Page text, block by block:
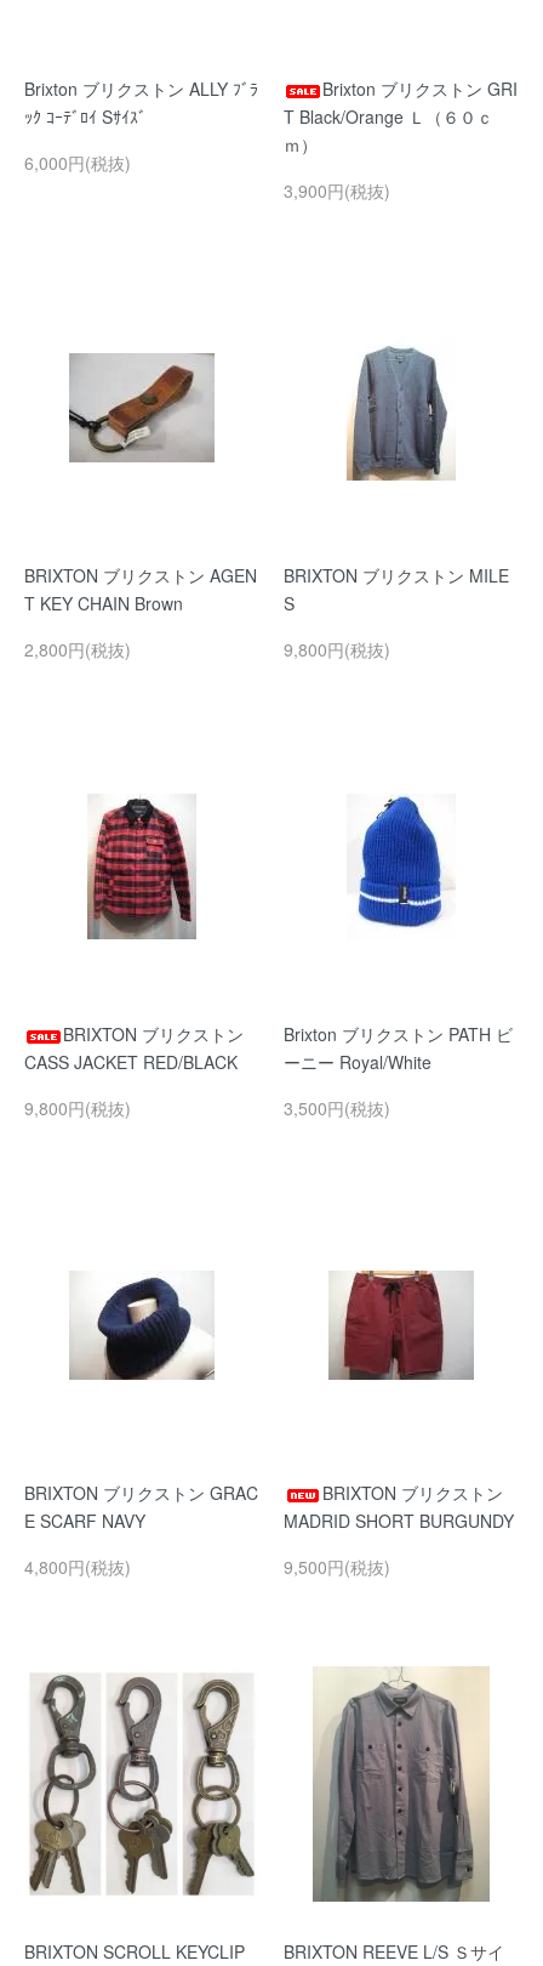
Brixton ブリクストン ALLY ﾌﾞﾗ
ｯｸ ｺｰﾃﾞﾛｲ Sｻｲｽﾞ
6,000円(税抜)
Brixton ブリクストン GRI
T Black/Orange Ｌ（６０ｃ
ｍ）
3,900円(税抜)
BRIXTON ブリクストン AGEN
T KEY CHAIN Brown
2,800円(税抜)
BRIXTON ブリクストン MILE
S
9,800円(税抜)
BRIXTON ブリクストン
CASS JACKET RED/BLACK
9,800円(税抜)
Brixton ブリクストン PATH ビ
ーニー Royal/White
3,500円(税抜)
BRIXTON ブリクストン GRAC
E SCARF NAVY
4,800円(税抜)
BRIXTON ブリクストン
MADRID SHORT BURGUNDY
9,500円(税抜)
BRIXTON SCROLL KEYCLIP
BRIXTON REEVE L/S Ｓサイ